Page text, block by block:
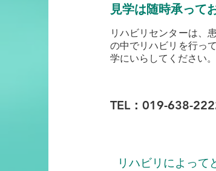
見学は随時承って
リハビリセンターは、
の中でリハビリを行っ
学にいらしてください。
TEL：019-638-
リハビリによって